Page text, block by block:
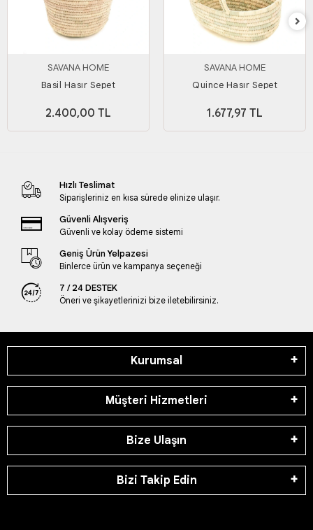
SAVANA HOME
Basil Hasır Sepet
2.400,00 TL
SAVANA HOME
Quince Hasır Sepet
1.677,97 TL
Hızlı Teslimat
Siparişleriniz en kısa sürede elinize ulaşır.
Güvenli Alışveriş
Güvenli ve kolay ödeme sistemi
Geniş Ürün Yelpazesi
Binlerce ürün ve kampanya seçeneği
7 / 24 DESTEK
Öneri ve şikayetlerinizi bize iletebilirsiniz.
Kurumsal
Müşteri Hizmetleri
Bize Ulaşın
Bizi Takip Edin